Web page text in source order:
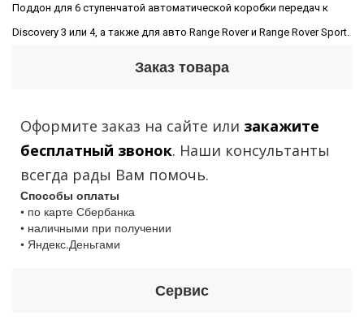
Поддон для 6 ступенчатой автоматической коробки передач к
Discovery 3 или 4, а также для авто Range Rover и Range Rover Sport.
Заказ товара
Оформите заказ на сайте или закажите
бесплатный звонок. Наши консультанты
всегда рады Вам помочь.
Способы оплаты
• по карте Сбербанка
• наличными при получении
• Яндекс.Деньгами
Сервис